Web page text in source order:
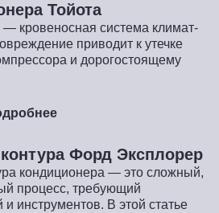
Тойота
— кровеносная система климат-
приводит к утечке
и дорогостоящему
Форд Эксплорер
кондиционера — это сложный,
процесс, требующий
инструментов. В этой статье